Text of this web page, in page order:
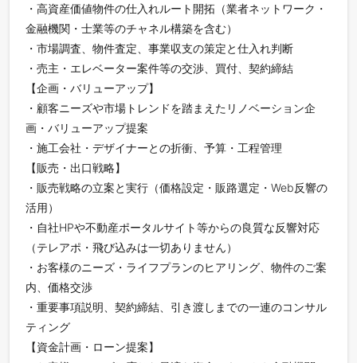
・高資産価値物件の仕入れルート開拓（業者ネットワーク・
金融機関・士業等のチャネル構築を含む）
・市場調査、物件査定、事業収支の策定と仕入れ判断
・売主・エレベーター案件等の交渉、買付、契約締結
【企画・バリューアップ】
・顧客ニーズや市場トレンドを踏まえたリノベーション企
画・バリューアップ提案
・施工会社・デザイナーとの折衝、予算・工程管理
【販売・出口戦略】
・販売戦略の立案と実行（価格設定・販路選定・Web反響の
活用）
・自社HPや不動産ポータルサイト等からの良質な反響対応
（テレアポ・飛び込みは一切ありません）
・お客様のニーズ・ライフプランのヒアリング、物件のご案
内、価格交渉
・重要事項説明、契約締結、引き渡しまでの一連のコンサル
ティング
【資金計画・ローン提案】